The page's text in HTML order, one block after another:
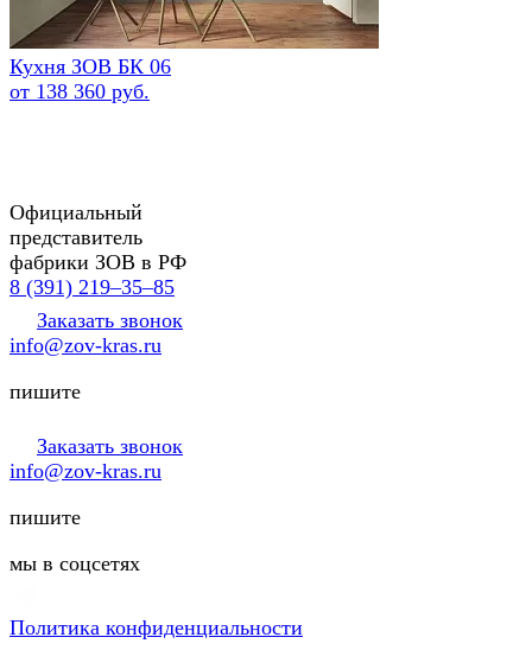
Кухня ЗОВ БК 06
от 138 360 руб.
Официальный
представитель
фабрики ЗОВ в РФ
8 (391) 219‒35‒85
Заказать звонок
info@zov-kras.ru
пишите
Заказать звонок
info@zov-kras.ru
пишите
мы в соцсетях
Политика конфиденциальности